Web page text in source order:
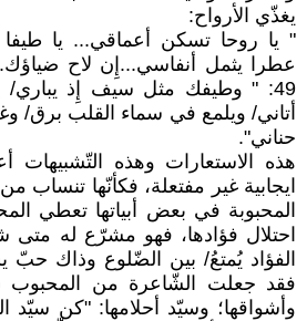
يغذّي الأرواح:
" يا روحا تسكن أعماقي... يا
49: " وطيفك مثل سيف إِذ
أتاني/ ويلمع في سماء القلب برق/
حناني".
هذه الاستعارات وهذه
ايجابية غير مفتعلة، فكأنّها
المحبوبة في بعض أبياتها تعطي
احتلال فؤادها، فهو مشرّع له
فقد جعلت الشّاعرة من المحبوب
وأشواقها؛ وسيّد أحلامها: "كن سيّد